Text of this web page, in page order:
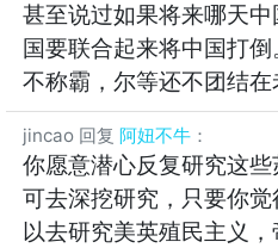
甚至说过如果将来哪天
国要联合起来将中国打
不称霸，尔等还不团结
jincao 回复 阿妞不牛 ：
你愿意潜心反复研究这
可去深挖研究，只要你
以去研究美英殖民主义